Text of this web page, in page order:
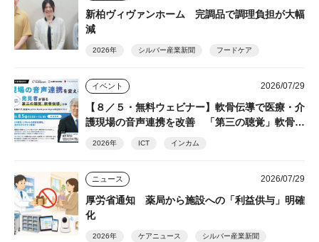
新柏ヴィヴァンホーム 完調品で調理負担が大幅
減
2026年 シルバー産業新聞 フードケア
イベント 2026/07/29
【８／５・無料ウェビナー】軟骨伝導で医療・介
護現場の音声連携を改善 「第三の聴覚」軟骨伝
2026年 ICT インカム
ニュース 2026/07/29
厚労省通知 薬局から施設への「利益供与」明確
化
2026年 ケアニュース シルバー産業新聞